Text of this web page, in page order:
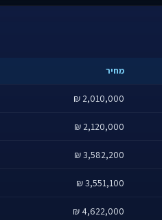
מחיר
2,010,000 ₪
2,120,000 ₪
3,582,200 ₪
3,551,100 ₪
4,622,000 ₪